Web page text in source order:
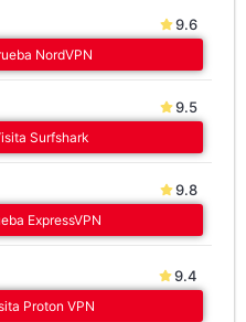
9.6
NordVPN
9.5
Surfshark
9.8
ExpressVPN
9.4
Proton VPN